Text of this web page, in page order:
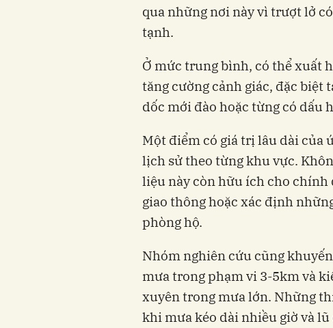
qua những nơi này vì trượt lở
tạnh.
Ở mức trung bình, có thể xuất
tăng cường cảnh giác, đặc biệt
dốc mới đào hoặc từng có dấu
Một điểm có giá trị lâu dài của
lịch sử theo từng khu vực.
liệu này còn hữu ích cho chính
giao thông hoặc xác định
phòng hộ.
Nhóm nghiên cứu cũng
mưa trong phạm vi 3-5km và
xuyên trong mưa lớn. Những
khi mưa kéo dài nhiều giờ và